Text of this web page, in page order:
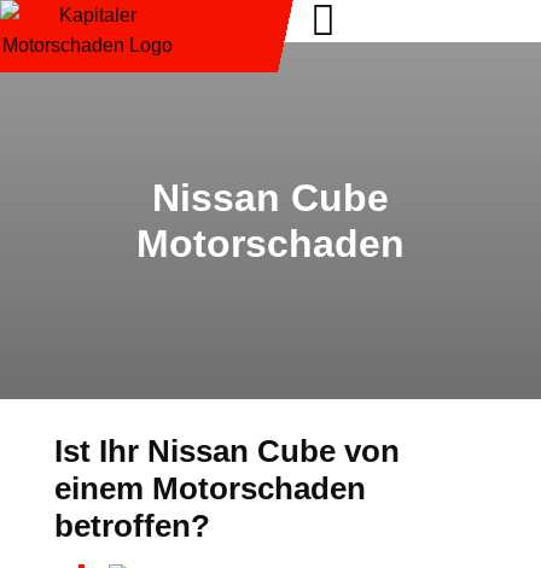
Nissan Cube
Motorschaden
Ist Ihr Nissan Cube von
einem Motorschaden
betroffen?